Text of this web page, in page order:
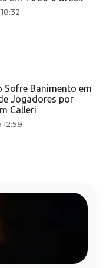
Sofre Banimento em
Jogadores por
Calleri
12:59